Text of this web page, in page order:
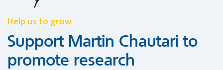
Help us to grow
Support Martin Chautari to
promote research